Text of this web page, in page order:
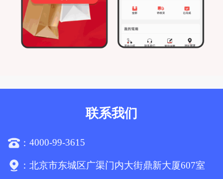
联系我们
：4000-99-3615
：北京市东城区广渠门内大街鼎新大厦607室